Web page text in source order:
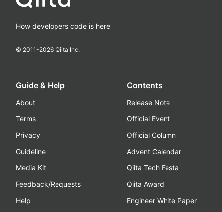
How developers code is here.
© 2011-2026 Qiita Inc.
Guide & Help
About
Terms
Privacy
Guideline
Media Kit
Feedback/Requests
Help
Contents
Release Note
Official Event
Official Column
Advent Calendar
Qiita Tech Festa
Qiita Award
Engineer White Paper